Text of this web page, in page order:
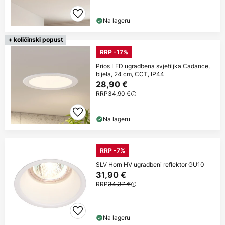
Na lageru
+ količinski popust
RRP -17%
Prios LED ugradbena svjetiljka Cadance,
bijela, 24 cm, CCT, IP44
28,90 €
RRP34,90 €
Na lageru
RRP -7%
SLV Horn HV ugradbeni reflektor GU10
31,90 €
RRP34,37 €
Na lageru